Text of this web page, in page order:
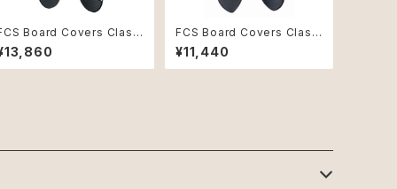
Board Covers Classi
Cover Mid-Length 7'6"
FCS Board Covers Classi
c Cover Fish 6'0" Alpine
¥11,440